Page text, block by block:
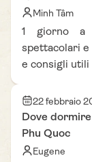
Minh Tâm
1 giorno a
spettacolari e
e consigli utili
22 febbraio
Dove
Phu Quoc
Eugene